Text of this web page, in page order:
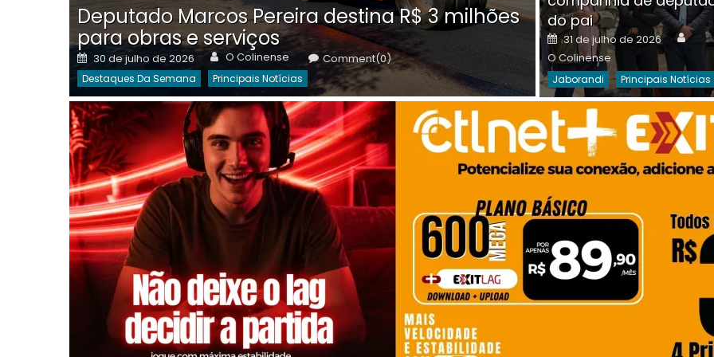
Deputado Marcos Pereira destina R$ 3 milhões
para obras e serviços
Posted
on
30 de julho de 2026 Author
O Colinense Comment(0)
Destaques Da Semana Principais Notícias
on
30 de julho de 2026 O
Destaques Da Semana
do pai
Posted
on
31 de julho de 2026
O Colinense
Jaborandi Principais Notícias